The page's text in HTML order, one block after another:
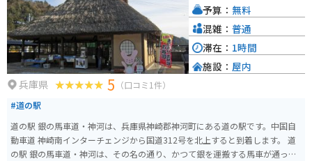
兵庫県 5 （口コミ1件）
#道の駅
道の駅 銀の馬車道・神河は、兵庫県神崎郡神河町にある道の駅です。中国自
動車道 神崎南インターチェンジから国道312号を北上すると到着します。 道
の駅 銀の馬車道・神河は、その名の通り、かつて銀を運搬する馬車が通った
予算： 無料
混雑： 普通
滞在： 1時間
施設： 屋内